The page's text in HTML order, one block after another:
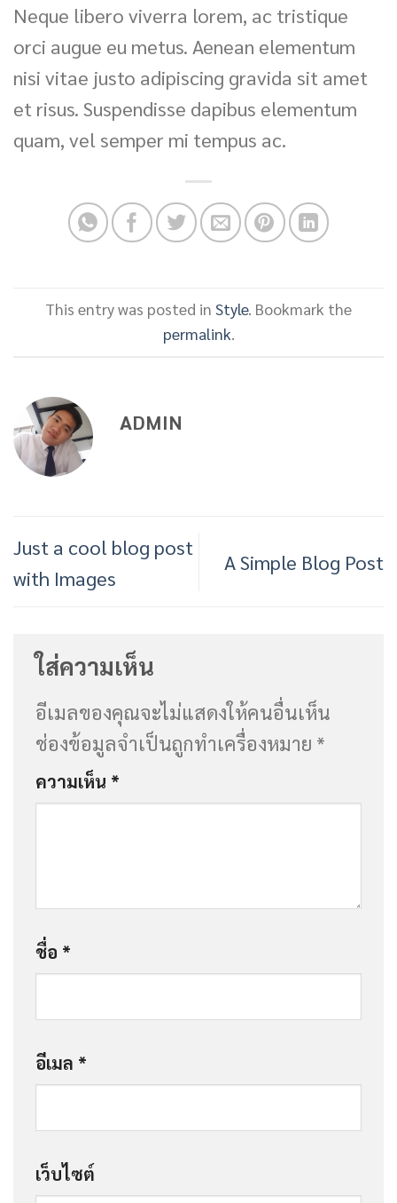
Neque libero viverra lorem, ac tristique
orci augue eu metus. Aenean elementum
nisi vitae justo adipiscing gravida sit amet
et risus. Suspendisse dapibus elementum
quam, vel semper mi tempus ac.
This entry was posted in Style. Bookmark the
permalink.
ADMIN
Just a cool blog post
with Images
A Simple Blog Post
ใส่ความเห็น
อีเมลของคุณจะไม่แสดงให้คนอื่นเห็น
ช่องข้อมูลจำเป็นถูกทำเครื่องหมาย *
ความเห็น *
ชื่อ *
อีเมล *
เว็บไซต์